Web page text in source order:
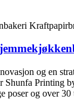
og en
poser og over